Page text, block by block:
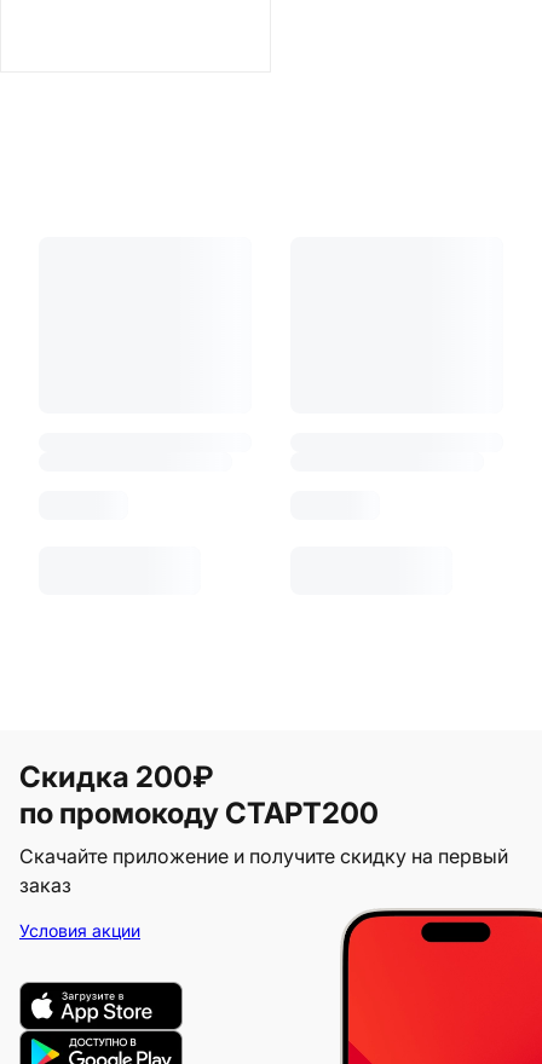
Скидка 200₽
по промокоду СТАРТ200
Скачайте приложение и получите скидку на первый
заказ
Условия акции